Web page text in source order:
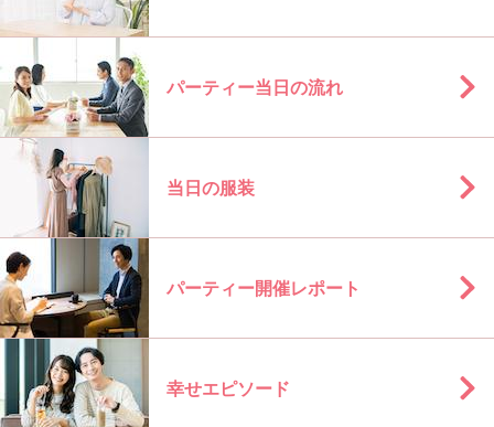
パーティー当日の流れ
当日の服装
パーティー開催レポート
幸せエピソード